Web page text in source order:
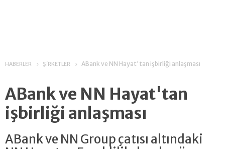
HABERLER ŞİRKETLER ABank ve NN Hayat'tan işbirliği anlaşması
ABank ve NN Hayat'tan
işbirliği anlaşması
ABank ve NN Group çatısı altındaki